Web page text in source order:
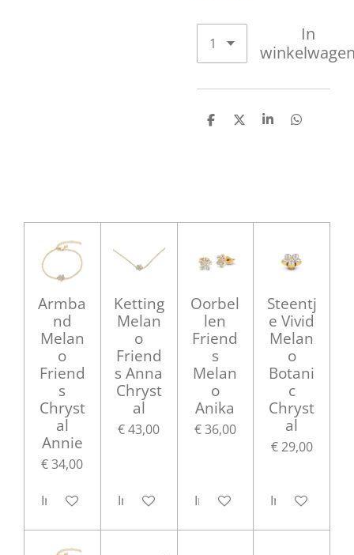
In
D
D
S
D
Armba
nd
Melan
o
Friend
s
Chryst
al
Annie
€ 34,00
In winkelwagen
Ketting
Melan
o
Friend
s Anna
Chryst
al
€ 43,00
In winkelwagen
Oorbel
len
Friend
s
Melan
o
Anika
€ 36,00
In winkelwagen
Steentj
e Vivid
Melan
o
Botani
c
Chryst
al
€ 29,00
In